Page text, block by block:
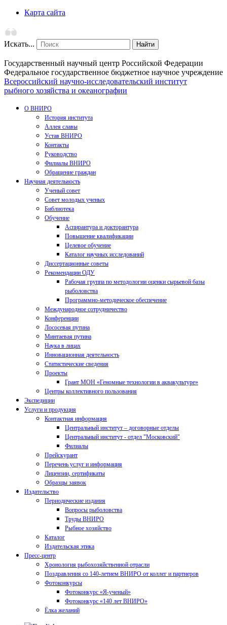
Карта сайта
Искать... Найти
Государственный научный центр Российской Федерации
Федеральное государственное бюджетное научное учреждение
Всероссийский научно-исследовательский институт
рыбного хозяйства и океанографии
О ВНИРО
История института
Аллея славы
Устав ВНИРО
Контакты
Руководство
Филиалы ВНИРО
Обращение граждан
Научная деятельность
Ученый совет
Совет молодых ученых
Библиотека
Обучение
Аспирантура и докторантура
Повышение квалификации
Целевое обучение
Каталог научных исследований
Диссертационные советы
Рекомендации ОДУ
Рабочая группа по методологии оценки сырьевой базы
рыболовства
Программно-методическое обеспечение
Международное сотрудничество
Конференции
Лососевая путина
Минтаевая путина
Наука в лицах
Инновационная деятельность
Статистические сведения
Проекты
Грант МОН «Геномные технологии в аквакультуре»
Центры коллективного пользования
Экспедиции
Услуги и продукция
Контактная информация
Центральный институт – договорные отделы
Центральный институт - отдел "Московский"
Филиалы
Прейскурант
Перечень услуг и информация
Лицензии, сертификаты
Образцы заявок
Издательство
Периодические издания
Вопросы рыболовства
Труды ВНИРО
Рыбное хозяйство
Каталог
Издательская этика
Пресс-центр
Хронология рыбохозяйственной отрасли
Поздравления со 140-летием ВНИРО от коллег и партнеров
Фотоконкурсы
Фотоконкурс «Я-ученый»
Фотоконкурс «140 лет ВНИРО»
Ёлка желаний